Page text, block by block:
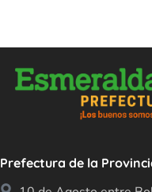
Prefectura de la